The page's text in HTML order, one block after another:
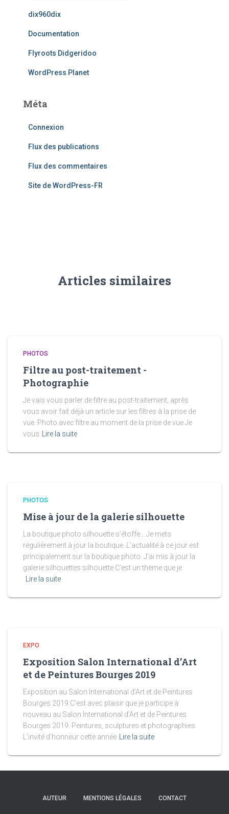
dix960dix
Documentation
Flyroots Didgeridoo
WordPress Planet
Méta
Connexion
Flux des publications
Flux des commentaires
Site de WordPress-FR
Articles similaires
PHOTOS
Filtre au post-traitement -
Photographie
Je vais vous parler de filtre au post-traitement, après
vous avoir fait déjà un article sur les filtres à la prise de
vue. Photo avec filtre au moment de la prise de vue Je
vous
Lire la suite
PHOTOS
Mise à jour de la galerie silhouette
La boutique photo silhouette s’étoffe… Je mets
régulièrement à jour la boutique. L’actualité à ce jour est
principalement sur la boutique photo. J’ai mis à jour la
galerie silhouettes silhouette C’est un thème que je
Lire la suite
EXPO
Exposition Salon International d’Art
et de Peintures Bourges 2019
Exposition au Salon International d’Art et de Peintures
Bourges 2019 C’est avec plaisir que je participe à
nouveau au Salon International d’Art et de Peintures
Bourges 2019. Peintures, sculptures et photographies
L’invité d’honneur cette année
Lire la suite
AUTEUR MENTIONS LÉGALES CONTACT